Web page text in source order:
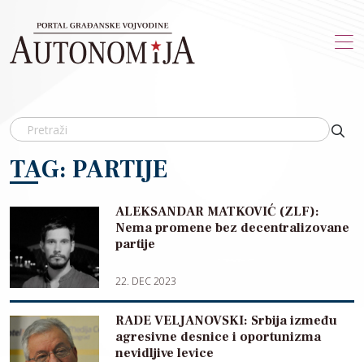
TAG: PARTIJE
ALEKSANDAR MATKOVIĆ (ZLF):
Nema promene bez decentralizovane
partije
22. DEC 2023
RADE VELJANOVSKI: Srbija između
agresivne desnice i oportunizma
nevidljive levice